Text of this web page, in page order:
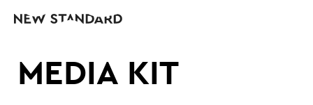
MEDIA KIT